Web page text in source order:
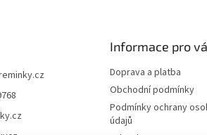
Informace pro
Doprava a platba
Obchodní podmínky
Podmínky ochrany
údajů